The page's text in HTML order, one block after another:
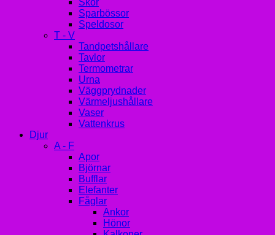
Skor
Sparbössor
Speldosor
T - V
Tandpetshållare
Tavlor
Termometrar
Urna
Väggprydnader
Värmeljushållare
Vaser
Vattenkrus
Djur
A - F
Apor
Björnar
Bufflar
Elefanter
Fåglar
Ankor
Hönor